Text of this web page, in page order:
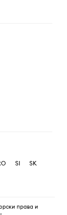
SI
SK
права и